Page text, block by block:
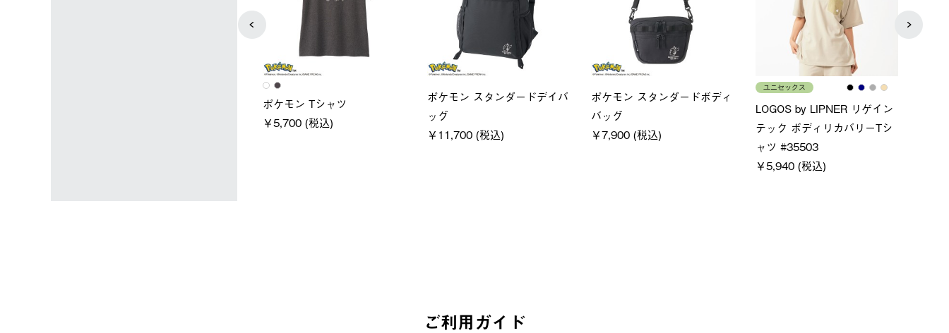
レディース
ノーメイクフーディ
￥5,940 (税込)
LOGOS by LIPNER リゲイン
テック ボディリカバリーショ
ーツ #35504
ＵＶサムホールジップフーデ
通常価格
メンズ
クールタッチリラックスパン
ツ
￥5,500 (税込)
ご利用ガイド